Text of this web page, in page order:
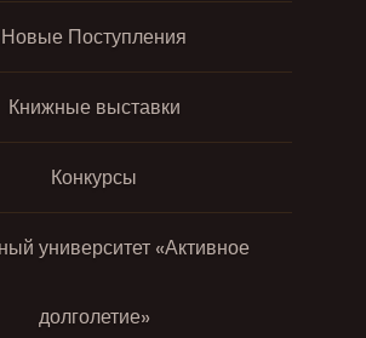
Новые Поступления
Книжные выставки
Конкурсы
университет «Активное
долголетие»